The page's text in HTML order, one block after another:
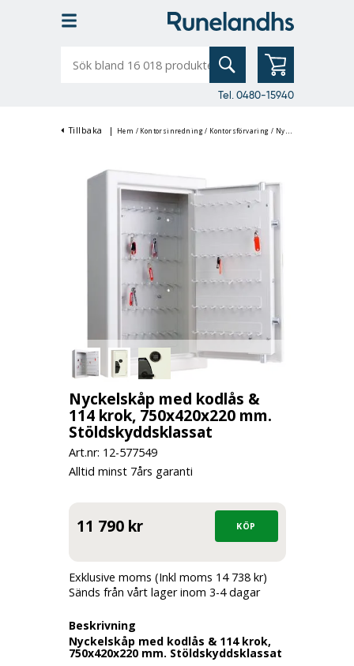
bland
Tel. 0480-15940
Tillbaka | Hem / Kontorsinredning / Kontorsförvaring / Nyckelskåp & Medicinskåp
Nyckelskåp med kodlås &
114 krok, 750x420x220 mm.
Stöldskyddsklassat
Art.nr: 12-577549
Alltid minst 7års garanti
11 790 kr
Exklusive moms (Inkl moms 14 738 kr)
Sänds från vårt lager inom 3-4 dagar
Beskrivning
Nyckelskåp med kodlås & 114 krok,
750x420x220 mm. Stöldskyddsklassat